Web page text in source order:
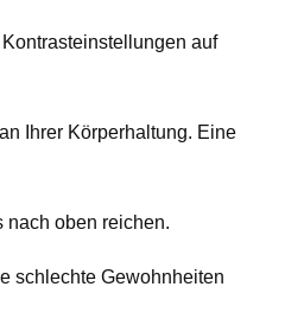
auf
Ihrer Körperhaltung. Eine
nach oben reichen.
schlechte Gewohnheiten